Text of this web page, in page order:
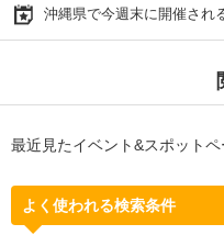
沖縄県で今週末に開催され
最近見たイベント&スポットペ
よく使われる検索条件